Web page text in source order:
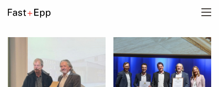
PORTFOLIO